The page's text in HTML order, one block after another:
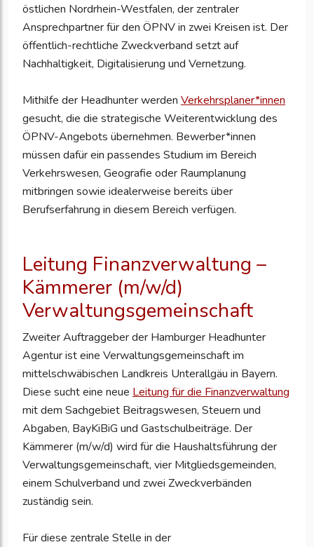
östlichen Nordrhein-Westfalen, der zentraler
Ansprechpartner für den ÖPNV in zwei Kreisen ist. Der
öffentlich-rechtliche Zweckverband setzt auf
Nachhaltigkeit, Digitalisierung und Vernetzung.
Mithilfe der Headhunter werden Verkehrsplaner*innen
gesucht, die die strategische Weiterentwicklung des
ÖPNV-Angebots übernehmen. Bewerber*innen
müssen dafür ein passendes Studium im Bereich
Verkehrswesen, Geografie oder Raumplanung
mitbringen sowie idealerweise bereits über
Berufserfahrung in diesem Bereich verfügen.
Leitung Finanzverwaltung –
Kämmerer (m/w/d)
Verwaltungsgemeinschaft
Zweiter Auftraggeber der Hamburger Headhunter
Agentur ist eine Verwaltungsgemeinschaft im
mittelschwäbischen Landkreis Unterallgäu in Bayern.
Diese sucht eine neue Leitung für die Finanzverwaltung
mit dem Sachgebiet Beitragswesen, Steuern und
Abgaben, BayKiBiG und Gastschulbeiträge. Der
Kämmerer (m/w/d) wird für die Haushaltsführung der
Verwaltungsgemeinschaft, vier Mitgliedsgemeinden,
einem Schulverband und zwei Zweckverbänden
zuständig sein.
Für diese zentrale Stelle in der